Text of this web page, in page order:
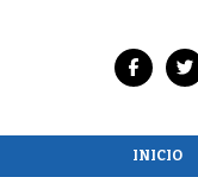
INICIO